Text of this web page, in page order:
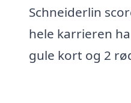
Schneiderlin
hele karrieren
gule kort og 2